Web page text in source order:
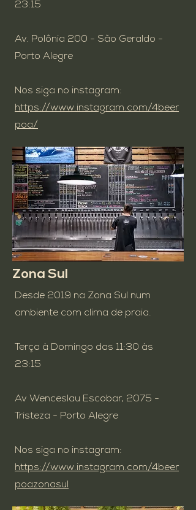
23:15​
Av. Polônia 200 - São Geraldo -
Porto Alegre
Nos siga no instagram:
https://www.instagram.com/4beer
poa/
Zona Sul
Desde 2019 na Zona Sul num
ambiente com clima de praia.
Terça à Domingo das 11:30 às
23:15
Av Wenceslau Escobar, 2075 -
Tristeza - Porto Alegre
Nos siga no instagram:
https://www.instagram.com/4beer
poazonasul